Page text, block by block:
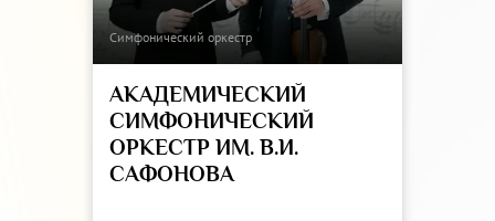
Симфонический оркестр
АКАДЕМИЧЕСКИЙ
СИМФОНИЧЕСКИЙ
ОРКЕСТР ИМ. В.И.
САФОНОВА